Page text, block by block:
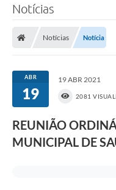
Notícias
Notícias Notícia
ABR
19
19 ABR 2021
2081
REUNIÃO
MUNICIPAL DE